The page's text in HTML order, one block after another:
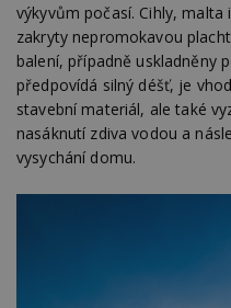
výkyvům počasí. Cihly,
zakryty nepromokavou
balení, případně uskladněny
předpovídá silný déšť, je
stavební materiál, ale také
nasáknutí zdiva vodou a
vysychání domu.